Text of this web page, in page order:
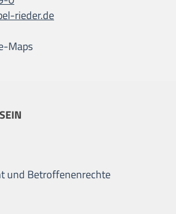
rieder.de
Maps
und Betroffenenrechte